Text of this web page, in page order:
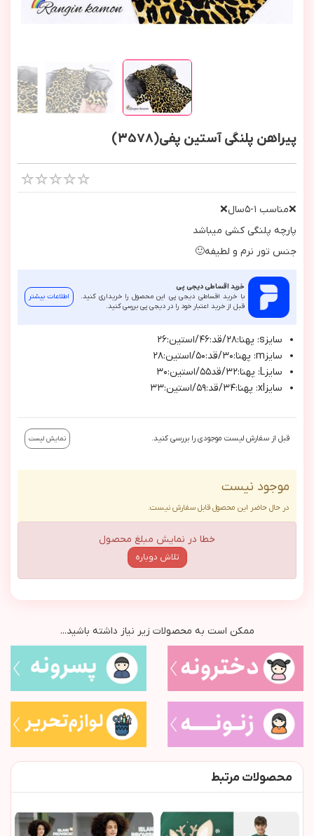
پیراهن پلنگی آستین پفی(3578)
❌مناسب ١-٥سال❌
پارچه پلنگي كشي ميباشد
جنس تور نرم و لطيفه🙂
خرید اقساطی دیجی پی
با خرید اقساطی دیجی پی این محصول را خریداری کنید.
قبل از خرید اعتبار خود را در دیجی پی بررسی کنید.
اطلاعات بیشتر
سايزs: پهنا:٢٨/قد:٤٦/استين:٢٦
سايزm: پهنا:٣٠/قد:٥٠/استين:٢٨
سايزL: پهنا:٣٢/قد٥٥/استين:٣٠
سايزxl: پهنا:٣٤/قد:٥٩/استين:٣٣
قبل از سفارش لیست موجودی را بررسی کنید. نمایش لیست
موجود نیست
در حال حاضر این محصول قابل سفارش نیست.
خطا در نمایش مبلغ محصول
تلاش دوباره
ممکن است به محصولات زیر نیاز داشته باشید...
محصولات مرتبط